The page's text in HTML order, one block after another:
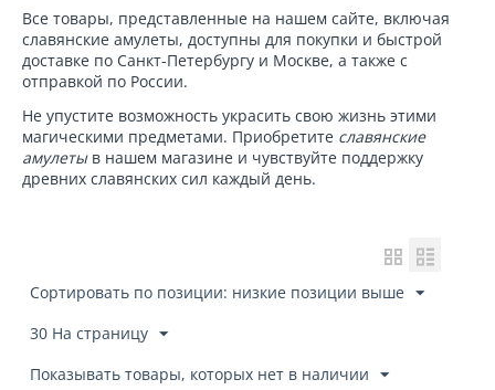
Все товары, представленные на нашем сайте, включая
славянские амулеты, доступны для покупки и быстрой
доставке по Санкт-Петербургу и Москве, а также с
отправкой по России.
Не упустите возможность украсить свою жизнь этими
магическими предметами. Приобретите славянские
амулетыв нашем магазине и чувствуйте поддержку
древних славянских сил каждый день.
Сортировать по позиции: низкие позиции выше
30 На страницу
Показывать товары, которых нет в наличии